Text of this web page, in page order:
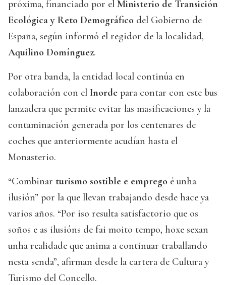
próxima, financiado por el Ministerio de Transición
Ecológica y Reto Demográfico del Gobierno de
España, según informó el regidor de la localidad,
Aquilino Domínguez.
Por otra banda, la entidad local continúa en
colaboración con el Inorde para contar con este bus
lanzadera que permite evitar las masificaciones y la
contaminación generada por los centenares de
coches que anteriormente acudían hasta el
Monasterio.
“Combinar turismo sostible e emprego é unha
ilusión” por la que llevan trabajando desde hace ya
varios años. “Por iso resulta satisfactorio que os
soños e as ilusións de fai moito tempo, hoxe sexan
unha realidade que anima a continuar traballando
nesta senda”, afirman desde la cartera de Cultura y
Turismo del Concello.